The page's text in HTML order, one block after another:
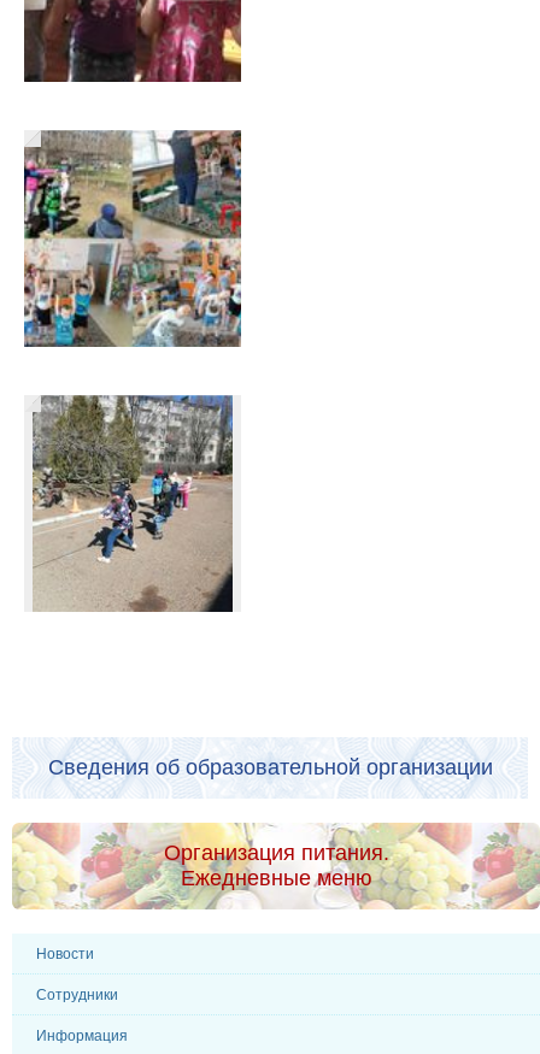
Сведения об образовательной организации
Организация питания.
Ежедневные меню
Новости
Сотрудники
Информация